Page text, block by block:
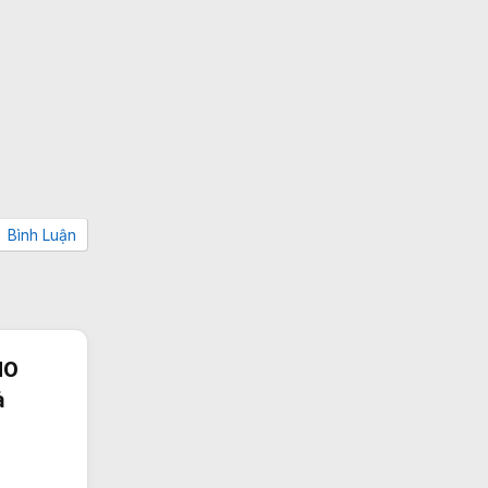
Bình Luận